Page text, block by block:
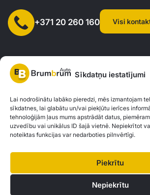
Sīkdatņu iestatījumi
Lai nodrošinātu labāko pieredzi, mēs izmantojam
sīkdatnes, lai glabātu un/vai piekļūtu ierīces
tehnoloģijām ļaus mums apstrādāt datus,
uzvedību vai unikālus ID šajā vietnē. Nepiekrītot
noteiktas funkcijas var nedarboties pilnvērtīgi.
Piekrītu
Nepiekrītu
+371 20 260 160 Visi
SIA "AUTOCLICK", Reģ. Nr. 40203371960,
iela 77, Rīga, LV-1063 |
Privātuma politikaKontakti
Brum Brum Auto nav finanšu iestāde, bet sadarbojas
piedāvājam konsultācijas un atbalstu, lai atrastu
kas atbilst jūsu individuālajām vajadzībām